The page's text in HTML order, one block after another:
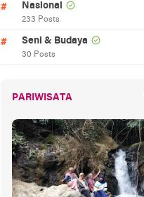
Nasional
233 Posts
Seni & Budaya
30 Posts
PARIWISATA